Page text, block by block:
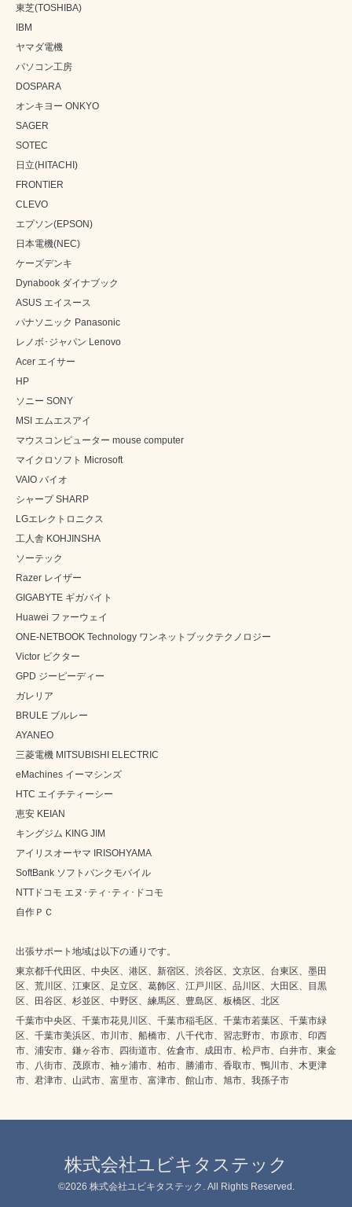
東芝(TOSHIBA)
IBM
ヤマダ電機
パソコン工房
DOSPARA
オンキヨー ONKYO
SAGER
SOTEC
日立(HITACHI)
FRONTIER
CLEVO
エプソン(EPSON)
日本電機(NEC)
ケーズデンキ
Dynabook ダイナブック
ASUS エイスース
パナソニック Panasonic
レノボ･ジャパン Lenovo
Acer エイサー
HP
ソニー SONY
MSI エムエスアイ
マウスコンピューター mouse computer
マイクロソフト Microsoft
VAIO バイオ
シャープ SHARP
LGエレクトロニクス
工人舎 KOHJINSHA
ソーテック
Razer レイザー
GIGABYTE ギガバイト
Huawei ファーウェイ
ONE-NETBOOK Technology ワンネットブックテクノロジー
Victor ビクター
GPD ジーピーディー
ガレリア
BRULE ブルレー
AYANEO
三菱電機 MITSUBISHI ELECTRIC
eMachines イーマシンズ
HTC エイチティーシー
恵安 KEIAN
キングジム KING JIM
アイリスオーヤマ IRISOHYAMA
SoftBank ソフトバンクモバイル
NTTドコモ エヌ･ティ･ティ･ドコモ
自作ＰＣ
出張サポート地域は以下の通りです。
東京都千代田区、中央区、港区、新宿区、渋谷区、文京区、台東区、墨田
区、荒川区、江東区、足立区、葛飾区、江戸川区、品川区、大田区、目黒
区、田谷区、杉並区、中野区、練馬区、豊島区、板橋区、北区
千葉市中央区、千葉市花見川区、千葉市稲毛区、千葉市若葉区、千葉市緑
区、千葉市美浜区、市川市、船橋市、八千代市、習志野市、市原市、印西
市、浦安市、鎌ヶ谷市、四街道市、佐倉市、成田市、松戸市、白井市、東金
市、八街市、茂原市、袖ヶ浦市、柏市、勝浦市、香取市、鴨川市、木更津
市、君津市、山武市、富里市、富津市、館山市、旭市、我孫子市
株式会社ユビキタステック
©2026 株式会社ユビキタステック . All Rights Reserved.